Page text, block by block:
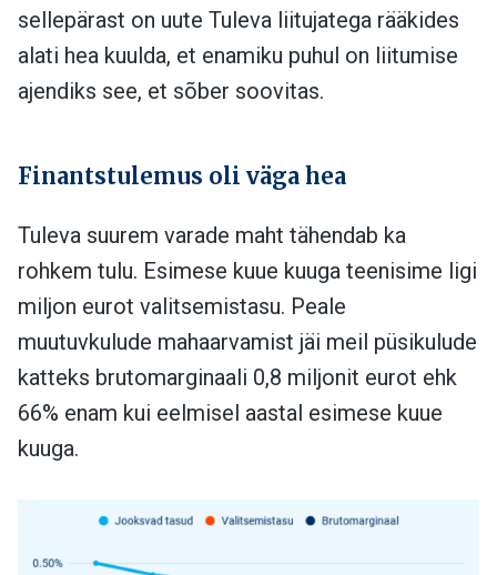
sellepärast on uute Tuleva liitujatega rääkides
alati hea kuulda, et enamiku puhul on liitumise
ajendiks see, et sõber soovitas.
Finantstulemus oli väga hea
Tuleva suurem varade maht tähendab ka
rohkem tulu. Esimese kuue kuuga teenisime ligi
miljon eurot valitsemistasu. Peale
muutuvkulude mahaarvamist jäi meil püsikulude
katteks brutomarginaali 0,8 miljonit eurot ehk
66% enam kui eelmisel aastal esimese kuue
kuuga.